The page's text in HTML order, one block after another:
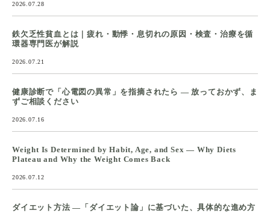
2026.07.28
鉄欠乏性貧血とは｜疲れ・動悸・息切れの原因・検査・治療を循
環器専門医が解説
2026.07.21
健康診断で「心電図の異常」を指摘されたら ― 放っておかず、ま
ずご相談ください
2026.07.16
Weight Is Determined by Habit, Age, and Sex — Why Diets
Plateau and Why the Weight Comes Back
2026.07.12
ダイエット方法 ―「ダイエット論」に基づいた、具体的な進め方